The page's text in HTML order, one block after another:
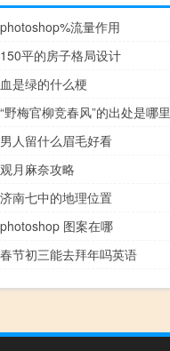
photoshop%流量作用
150平的房子格局设计
血是绿的什么梗
“野梅官柳竞春风”的出处是哪里
男人留什么眉毛好看
观月麻奈攻略
济南七中的地理位置
photoshop 图案在哪
春节初三能去拜年吗英语